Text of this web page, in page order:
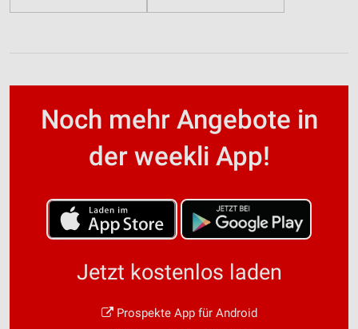
Noch mehr Angebote in
der weekli App!
Jetzt kostenlos laden
Prospekte App für Android